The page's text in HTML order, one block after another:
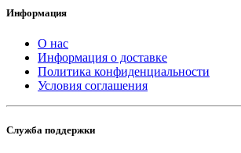
Информация
О нас
Информация о доставке
Политика конфиденциальности
Условия соглашения
Служба поддержки